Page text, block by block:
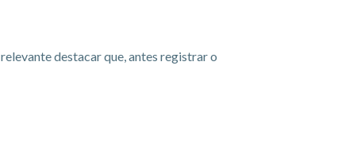
destacar que, antes registrar o